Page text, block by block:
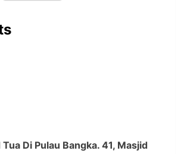
Di Pulau Bangka. 41, Masjid